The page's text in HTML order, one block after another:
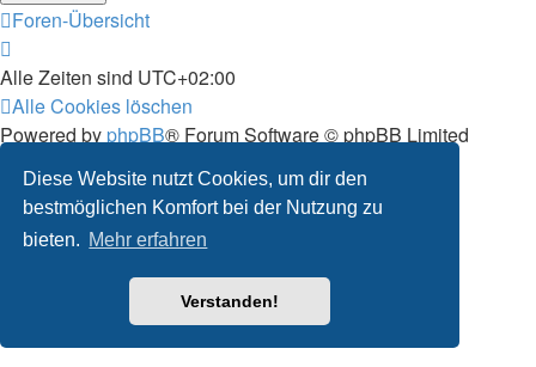
Diese Website nutzt Cookies, um dir den
bestmöglichen Komfort bei der Nutzung zu
bieten. Mehr erfahren
Verstanden!
Foren-Übersicht
Alle Zeiten sind UTC+02:00
Alle Cookies löschen
Powered by phpBB® Forum Software © phpBB Limited
Datenschutz|Nutzungsbedingungen